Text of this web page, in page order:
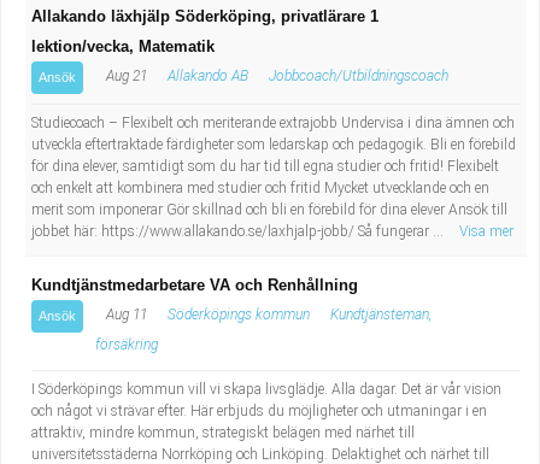
Allakando läxhjälp Söderköping, privatlärare 1
lektion/vecka, Matematik
Ansök Aug 21 Allakando AB Jobbcoach/Utbildningscoach
Studiecoach – Flexibelt och meriterande extrajobb Undervisa i dina ämnen och
utveckla eftertraktade färdigheter som ledarskap och pedagogik. Bli en förebild
för dina elever, samtidigt som du har tid till egna studier och fritid! Flexibelt
och enkelt att kombinera med studier och fritid Mycket utvecklande och en
merit som imponerar Gör skillnad och bli en förebild för dina elever Ansök till
jobbet här: https://www.allakando.se/laxhjalp-jobb/ Så fungerar ...
Visa mer
Kundtjänstmedarbetare VA och Renhållning
Ansök Aug 11 Söderköpings kommun
Kundtjänsteman,
försäkring
I Söderköpings kommun vill vi skapa livsglädje. Alla dagar. Det är vår vision
och något vi strävar efter. Här erbjuds du möjligheter och utmaningar i en
attraktiv, mindre kommun, strategiskt belägen med närhet till
universitetsstäderna Norrköping och Linköping. Delaktighet och närhet till